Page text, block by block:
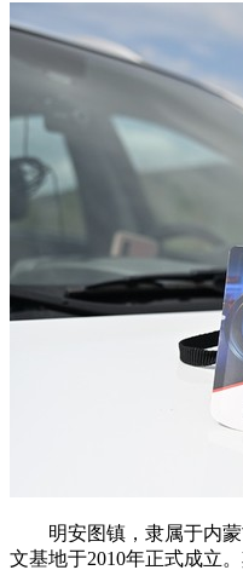
明安图镇，隶属于内蒙
文基地于2010年正式成立